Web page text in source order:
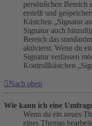
persönlichen Bereich
erstellt und
Kästchen „Signatur
Signatur auch
Bereich das
aktivierst. Wenn du
Signatur verfassen
Kontrollkästchen
Nach oben
Wie kann ich eine
Wenn du ein neues
eines Themas